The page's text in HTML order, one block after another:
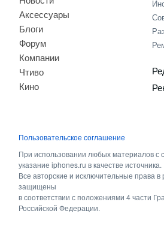
Аксессуары
Блоги
Форум
Компании
Чтиво
Кино
Пользовательское соглашение
При использовании любых материалов с
указание iphones.ru в качестве источника.
Все авторские и исключительные права в
защищены
в соответствии с положениями 4 части
Российской Федерации.